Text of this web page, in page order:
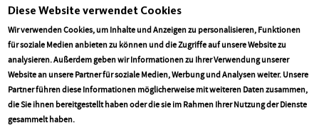
Thörle-Hinneschiedt, Alexandra
Büro des Fraktionsvorsitzenden
Telefonnummer:06131/208-3323
E-Mail-Adresse: alexandra.thoerle@cdu.landtag-rlp.de
Diese Website verwendet Cookies
Wir verwenden Cookies, um Inhalte und Anzeigen zu personalisieren, Funktionen
für soziale Medien anbieten zu können und die Zugriffe auf unsere Website zu
analysieren. Außerdem geben wir Informationen zu Ihrer Verwendung unserer
Website an unsere Partner für soziale Medien, Werbung und Analysen weiter. Unsere
Partner führen diese Informationen möglicherweise mit weiteren Daten zusammen,
die Sie ihnen bereitgestellt haben oder die sie im Rahmen Ihrer Nutzung der Dienste
gesammelt haben.